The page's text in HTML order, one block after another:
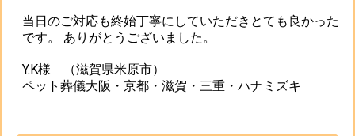
当日のご対応も終始丁寧にしていただきとても良かった
です。 ありがとうございました。
Y.K様 （滋賀県米原市）
ペット葬儀大阪・京都・滋賀・三重・ハナミズキ